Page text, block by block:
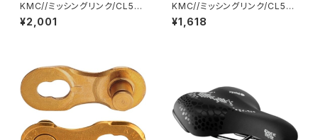
KMC//ミッシングリンク/CL555
R M.LINK 11 BLACK 2SET/K
MC-CL555R-BK2-01//ケー
¥2,001
KMC//ミッシングリンク/CL56
6R M.LINK 9 TI-GOLD 2SE
T/KMC-CL566R-TI2-01//ケ
¥1,618